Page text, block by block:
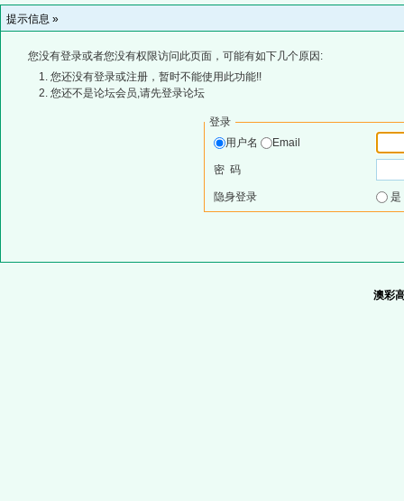
提示信息 »
您没有登录或者您没有权限访问此页面，可能有如下几个原因:
您还没有登录或注册，暂时不能使用此功能!!
您还不是论坛会员,请先登录论坛
登录
用户名
Email
密 码
隐身登录
澳彩